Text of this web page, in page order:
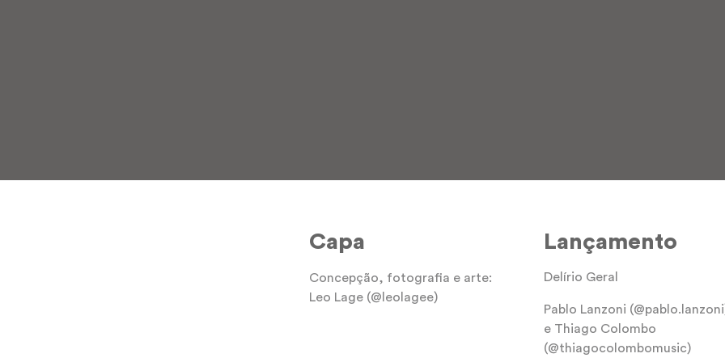
Capa
Concepção, fotografia e arte:
Leo Lage (@leolagee)
Lançamento
Delírio Geral
Pablo Lanzoni
e Thiago Colombo
(@thiagocolombomusic)